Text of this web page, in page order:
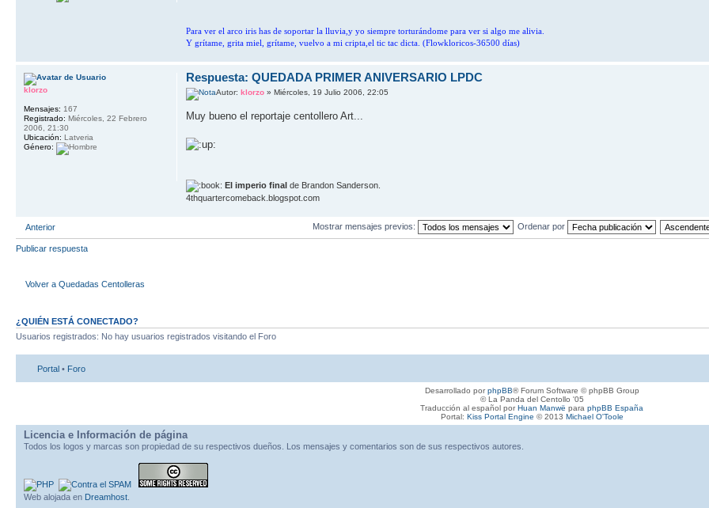
Para ver el arco iris has de soportar la lluvia,y yo siempre torturándome para ver si algo me alivia.
Y grítame, grita miel, grítame, vuelvo a mi cripta,el tic tac dicta. (Flowkloricos-36500 días)
Respuesta: QUEDADA PRIMER ANIVERSARIO LPDC
Autor:klorzo » Miércoles, 19 Julio 2006, 22:05
Muy bueno el reportaje centollero Art...
El imperio final de Brandon Sanderson.
4thquartercomeback.blogspot.com
klorzo
Mensajes: 167
Registrado: Miércoles, 22 Febrero
2006, 21:30
Ubicación: Latveria
Género:
Anterior Mostrar mensajes previos: Ordenar por
Publicar respuesta
Volver a Quedadas Centolleras
¿QUIÉN ESTÁ CONECTADO?
Usuarios registrados: No hay usuarios registrados visitando el Foro
Portal • Foro
Desarrollado porphpBB® Forum Software © phpBB Group
© La Panda del Centollo '05
Traducción al español por Huan Manwë para phpBB España
Portal: Kiss Portal Engine © 2013 Michael O'Toole
Licencia e Información de página
Todos los logos y marcas son propiedad de su respectivos dueños. Los mensajes y comentarios son de sus respectivos autores.
Web alojada en Dreamhost